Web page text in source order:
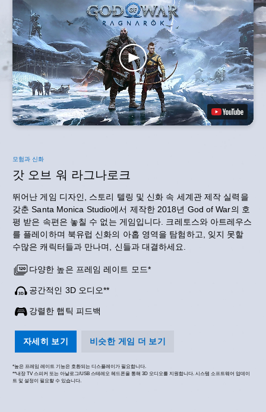
모험과 신화
갓 오브 워 라그나로크
뛰어난 게임 디자인, 스토리 텔링 및 신화 속 세계관 제작 실력을
갖춘 Santa Monica Studio에서 제작한 2018년 God of War의 호
평 받은 속편은 놓칠 수 없는 게임입니다. 크레토스와 아트레우스
를 플레이하며 북유럽 신화의 아홉 영역을 탐험하고, 잊지 못할
수많은 캐릭터들과 만나며, 신들과 대결하세요.
다양한 높은 프레임 레이트 모드*
공간적인 3D 오디오**
강렬한 햅틱 피드백
자세히 보기 비슷한 게임 더 보기
*높은 프레임 레이트 기능은 호환되는 디스플레이가 필요합니다.
**내장 TV 스피커 또는 아날로그/USB 스테레오 헤드폰을 통해 3D 오디오를 지원합니다. 시스템 소프트웨어 업데이
트 및 설정이 필요할 수 있습니다.